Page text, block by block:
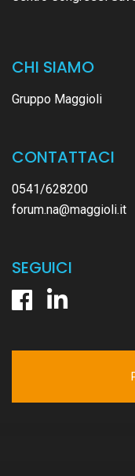
CHI SIAMO
Gruppo Maggioli
CONTATTACI
0541/628200
forum.na@maggioli.it
SEGUICI